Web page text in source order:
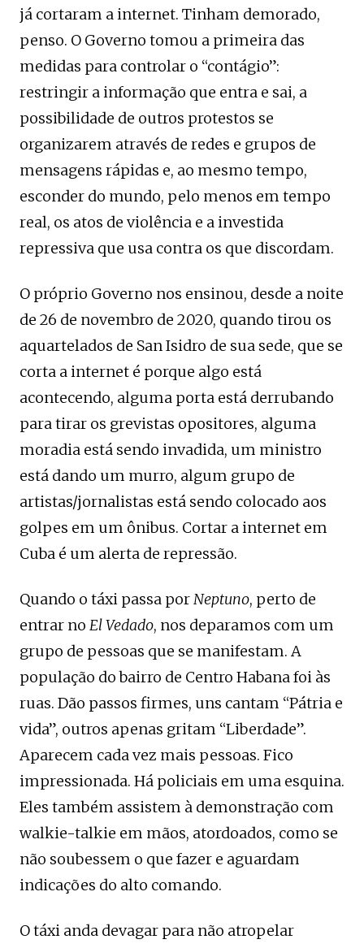
já cortaram a internet. Tinham demorado,
penso. O Governo tomou a primeira das
medidas para controlar o “contágio”:
restringir a informação que entra e sai, a
possibilidade de outros protestos se
organizarem através de redes e grupos de
mensagens rápidas e, ao mesmo tempo,
esconder do mundo, pelo menos em tempo
real, os atos de violência e a investida
repressiva que usa contra os que discordam.
O próprio Governo nos ensinou, desde a noite
de 26 de novembro de 2020, quando tirou os
aquartelados de San Isidro de sua sede, que se
corta a internet é porque algo está
acontecendo, alguma porta está derrubando
para tirar os grevistas opositores, alguma
moradia está sendo invadida, um ministro
está dando um murro, algum grupo de
artistas/jornalistas está sendo colocado aos
golpes em um ônibus. Cortar a internet em
Cuba é um alerta de repressão.
Quando o táxi passa porNeptuno, perto de
entrar no El Vedado, nos deparamos com um
grupo de pessoas que se manifestam. A
população do bairro de Centro Habana foi às
ruas. Dão passos firmes, uns cantam “Pátria e
vida”, outros apenas gritam “Liberdade”.
Aparecem cada vez mais pessoas. Fico
impressionada. Há policiais em uma esquina.
Eles também assistem à demonstração com
walkie-talkie em mãos, atordoados, como se
não soubessem o que fazer e aguardam
indicações do alto comando.
O táxi anda devagar para não atropelar